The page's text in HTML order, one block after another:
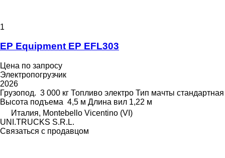
1
EP Equipment EP EFL303
Цена по запросу
Электропогрузчик
2026
Грузопод. 3 000 кг Топливо электро Тип мачты стандартная
Высота подъема 4,5 м Длина вил 1,22 м
Италия, Montebello Vicentino (VI)
UNI.TRUCKS S.R.L.
Связаться с продавцом